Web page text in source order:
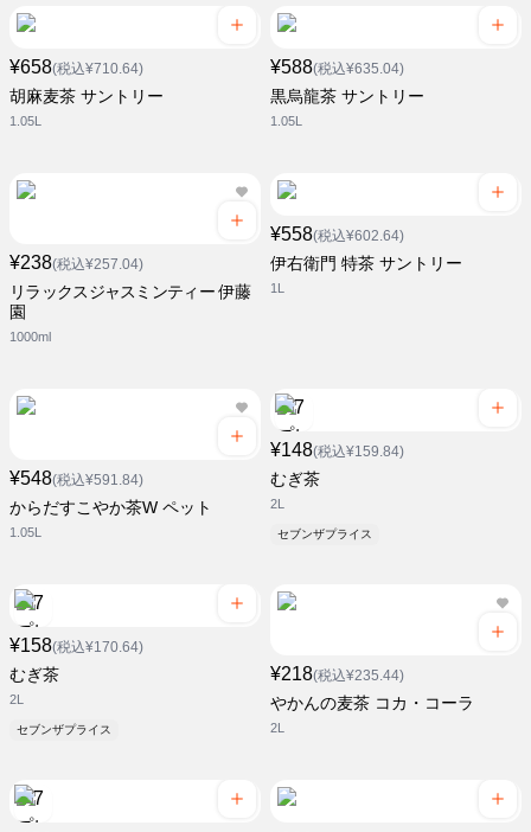
¥658(税込¥710.64)
胡麻麦茶 サントリー
1.05L
¥588(税込¥635.04)
黒烏龍茶 サントリー
1.05L
¥238(税込¥257.04)
リラックスジャスミンティー 伊藤
園
1000ml
¥558(税込¥602.64)
伊右衛門 特茶 サントリー
1L
¥548(税込¥591.84)
からだすこやか茶W ペット
1.05L
¥148(税込¥159.84)
むぎ茶
2L
セブンザプライス
¥158(税込¥170.64)
むぎ茶
2L
セブンザプライス
¥218(税込¥235.44)
やかんの麦茶 コカ・コーラ
2L